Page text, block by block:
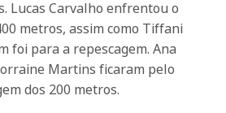
Lucas Carvalho enfrentou o
metros, assim como Tiffani
foi para a repescagem. Ana
Martins ficaram pelo
dos 200 metros.